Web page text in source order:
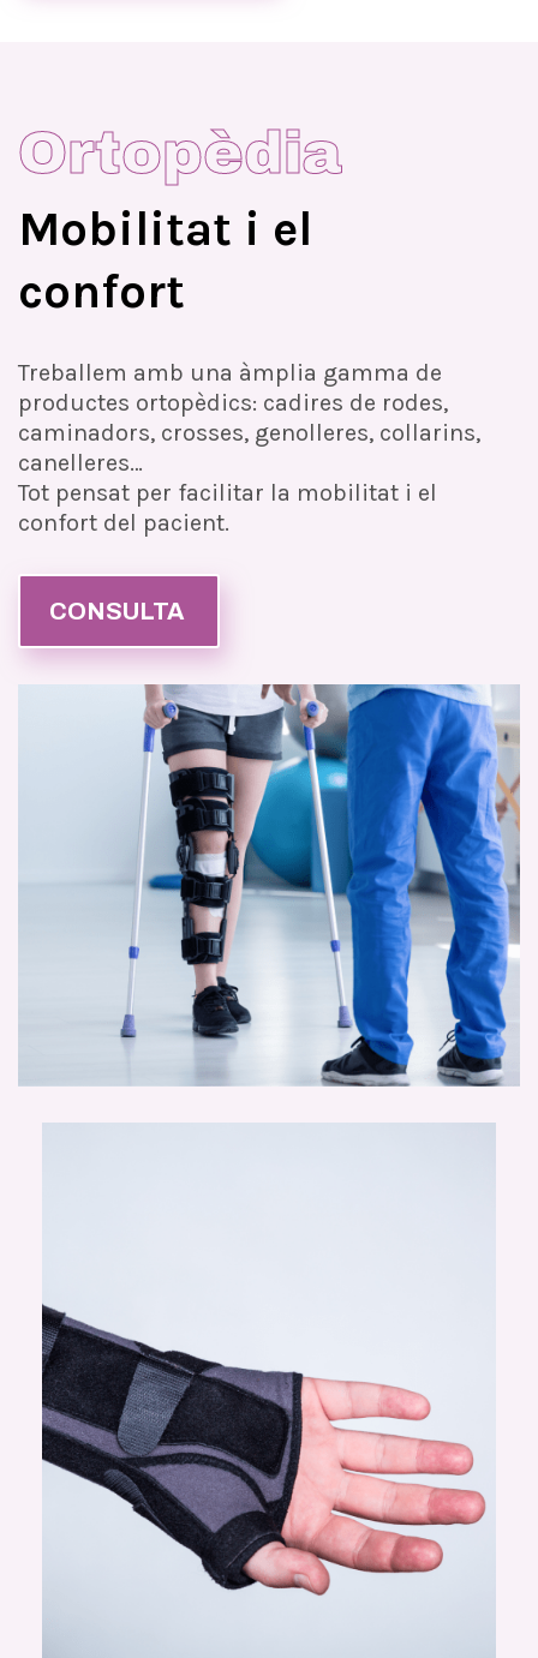
Ortopèdia
Mobilitat i el
confort
Treballem amb una àmplia gamma de
productes ortopèdics: cadires de rodes,
caminadors, crosses, genolleres, collarins,
canelleres…
Tot pensat per facilitar la mobilitat i el
confort del pacient.
CONSULTA